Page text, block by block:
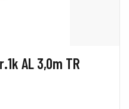
AL 3,0m TR